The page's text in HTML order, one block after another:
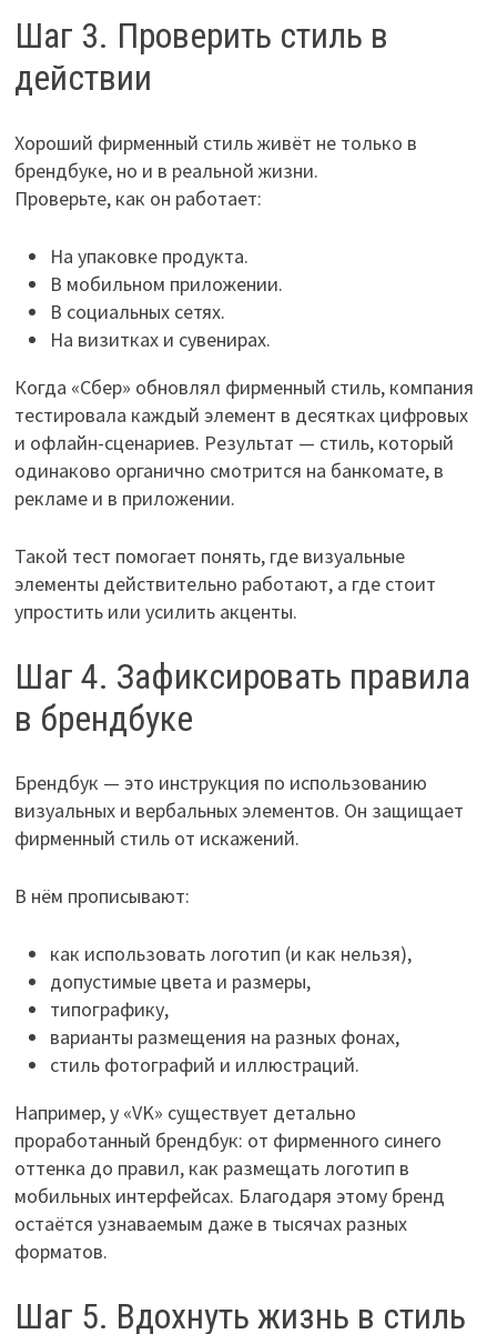
Шаг 3. Проверить стиль в
действии
Хороший фирменный стиль живёт не только в
брендбуке, но и в реальной жизни.
Проверьте, как он работает:
На упаковке продукта.
В мобильном приложении.
В социальных сетях.
На визитках и сувенирах.
Когда «Сбер» обновлял фирменный стиль, компания
тестировала каждый элемент в десятках цифровых
и офлайн-сценариев. Результат — стиль, который
одинаково органично смотрится на банкомате, в
рекламе и в приложении.
Такой тест помогает понять, где визуальные
элементы действительно работают, а где стоит
упростить или усилить акценты.
Шаг 4. Зафиксировать правила
в брендбуке
Брендбук — это инструкция по использованию
визуальных и вербальных элементов. Он защищает
фирменный стиль от искажений.
В нём прописывают:
как использовать логотип (и как нельзя),
допустимые цвета и размеры,
типографику,
варианты размещения на разных фонах,
стиль фотографий и иллюстраций.
Например, у «VK» существует детально
проработанный брендбук: от фирменного синего
оттенка до правил, как размещать логотип в
мобильных интерфейсах. Благодаря этому бренд
остаётся узнаваемым даже в тысячах разных
форматов.
Шаг 5. Вдохнуть жизнь в стиль